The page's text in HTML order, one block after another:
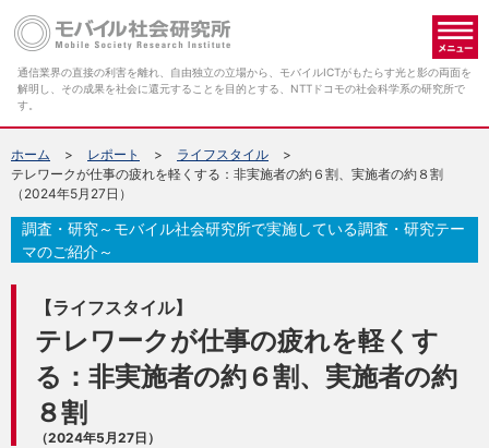
通信業界の直接の利害を離れ、自由独立の立場から、モバイルICTがもたらす光と影の両面を
解明し、その成果を社会に還元することを目的とする、NTTドコモの社会科学系の研究所で
す。
ホーム レポート
ライフスタイル
テレワークが仕事の疲れを軽くする：非実施者の約６割、実施者の約８割
（2024年5月27日）
【ライフスタイル】
テレワークが仕事の疲れを軽くす
る：非実施者の約６割、実施者の約
８割
（2024年5月27日）
調査・研究～モバイル社会研究所で実施している調査・研究テー
マのご紹介～